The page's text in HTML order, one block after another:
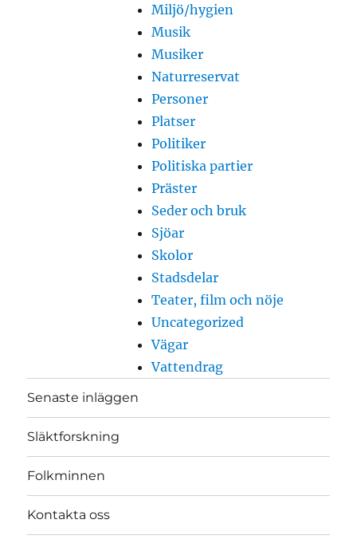
Miljö/hygien
Musik
Musiker
Naturreservat
Personer
Platser
Politiker
Politiska partier
Präster
Seder och bruk
Sjöar
Skolor
Stadsdelar
Teater, film och nöje
Uncategorized
Vägar
Vattendrag
Senaste inläggen
Släktforskning
Folkminnen
Kontakta oss